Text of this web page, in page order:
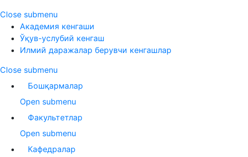
Close submenu
Академия кенгаши
Ўқув-услубий кенгаш
Илмий даражалар берувчи кенгашлар
Close submenu
Бошқармалар
Open submenu
Факультетлар
Open submenu
Кафедралар